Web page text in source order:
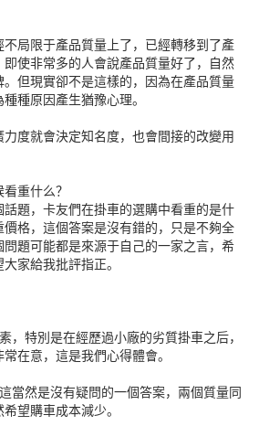
局限于產品質量上了，已經轉移到了產
使非常多的人會說產品質量好了，自然
但現實卻不是這樣的，因為在產品質量
種原因產生猶豫心理。
度就會決定知名度，也會間接的改變用
重什么？
題，卡友們在掛車的選購中看重的是什
格，這個答案是沒有錯的，只是不夠全
題可能都是來源于自己的一家之言，希
家給我批評指正。
，特別是在經歷過小廠的劣質掛車之后，
在意，這是我們心得體會。
當然是沒有疑問的一個答案，兩個質量同
望購車成本減少。